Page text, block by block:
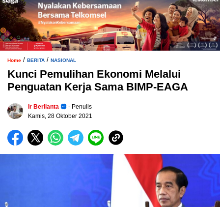
Home / BERITA / NASIONAL
Kunci Pemulihan Ekonomi Melalui
Penguatan Kerja Sama BIMP-EAGA
Ir Berlianta
- Penulis
Kamis, 28 Oktober 2021